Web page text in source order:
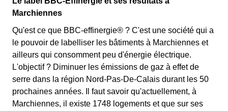
Marchiennes
Qu'est ce que BBC-effinergie® ? C'est une société qui a
le pouvoir de labelliser les bâtiments à Marchiennes et
ailleurs qui consomment peu d'énergie électrique.
L'objectif ? Diminuer les émissions de gaz à effet de
serre dans la région Nord-Pas-De-Calais durant les 50
prochaines années. Il faut savoir qu'actuellement, à
Marchiennes, il existe 1748 logements et que sur ses